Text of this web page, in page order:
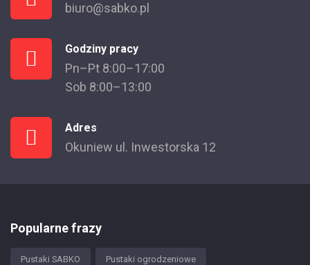
biuro@sabko.pl
Godziny pracy
Pn–Pt 8:00–17:00
Sob 8:00–13:00
Adres
Okuniew ul. Inwestorska 12
Popularne frazy
Pustaki SABKO Pustaki ogrodzeniowe